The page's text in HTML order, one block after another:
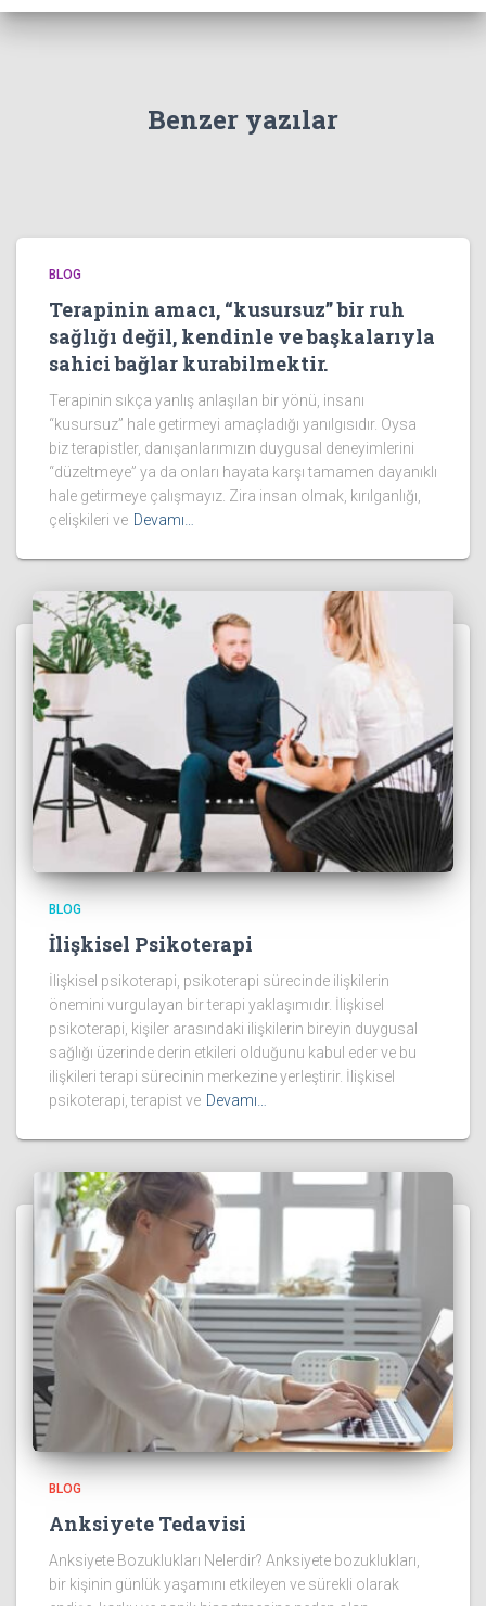
Benzer yazılar
BLOG
Terapinin amacı, “kusursuz” bir ruh
sağlığı değil, kendinle ve başkalarıyla
sahici bağlar kurabilmektir.
Terapinin sıkça yanlış anlaşılan bir yönü, insanı
“kusursuz” hale getirmeyi amaçladığı yanılgısıdır. Oysa
biz terapistler, danışanlarımızın duygusal deneyimlerini
“düzeltmeye” ya da onları hayata karşı tamamen dayanıklı
hale getirmeye çalışmayız. Zira insan olmak, kırılganlığı,
çelişkileri ve Devamı…
BLOG
İlişkisel Psikoterapi
İlişkisel psikoterapi, psikoterapi sürecinde ilişkilerin
önemini vurgulayan bir terapi yaklaşımıdır. İlişkisel
psikoterapi, kişiler arasındaki ilişkilerin bireyin duygusal
sağlığı üzerinde derin etkileri olduğunu kabul eder ve bu
ilişkileri terapi sürecinin merkezine yerleştirir. İlişkisel
psikoterapi, terapist ve Devamı…
BLOG
Anksiyete Tedavisi
Anksiyete Bozuklukları Nelerdir? Anksiyete bozuklukları,
bir kişinin günlük yaşamını etkileyen ve sürekli olarak